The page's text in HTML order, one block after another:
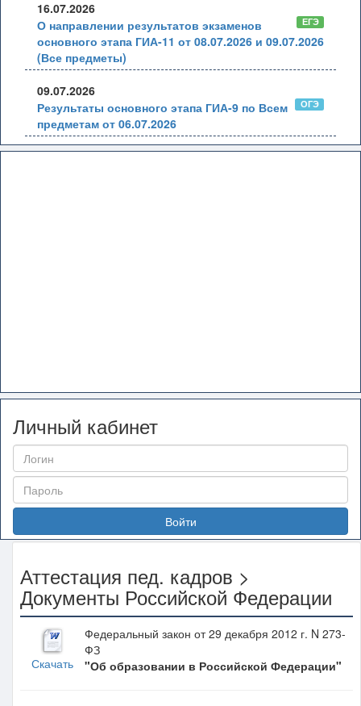
16.07.2026
ЕГЭ
О направлении результатов экзаменов
основного этапа ГИА-11 от 08.07.2026 и 09.07.2026
(Все предметы)
09.07.2026
ОГЭ
Результаты основного этапа ГИА-9 по Всем
предметам от 06.07.2026
Личный кабинет
Войти
Аттестация пед. кадров >
Документы Российской Федерации
Скачать
Федеральный закон от 29 декабря 2012 г. N 273-
ФЗ
"Об образовании в Российской Федерации"